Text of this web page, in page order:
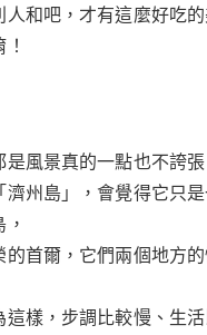
和吧，才有這麼好吃
風景真的一點也不誇張
濟州島」，會覺得它只
的首爾，它們兩個地方
樣，步調比較慢、生